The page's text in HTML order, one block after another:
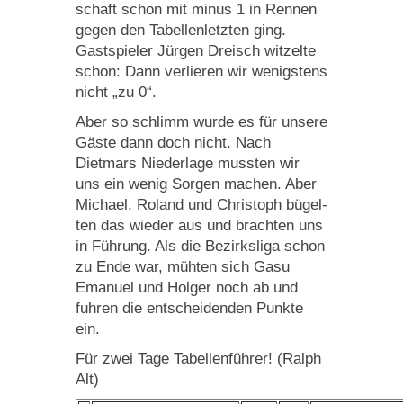
schaft schon mit minus 1 in Rennen
gegen den Tabellenletzten ging.
Gastspieler Jürgen Dreisch witzelte
schon: Dann verlieren wir wenigstens
nicht „zu 0“.
Aber so schlimm wurde es für unsere
Gäste dann doch nicht. Nach
Dietmars Niederlage mussten wir
uns ein wenig Sorgen machen. Aber
Michael, Roland und Christoph bügel­
ten das wieder aus und brachten uns
in Führung. Als die Bezirksliga schon
zu Ende war, mühten sich Gasu
Emanuel und Holger noch ab und
fuhren die entscheidenden Punkte
ein.
Für zwei Tage Tabellenführer! (Ralph
Alt)